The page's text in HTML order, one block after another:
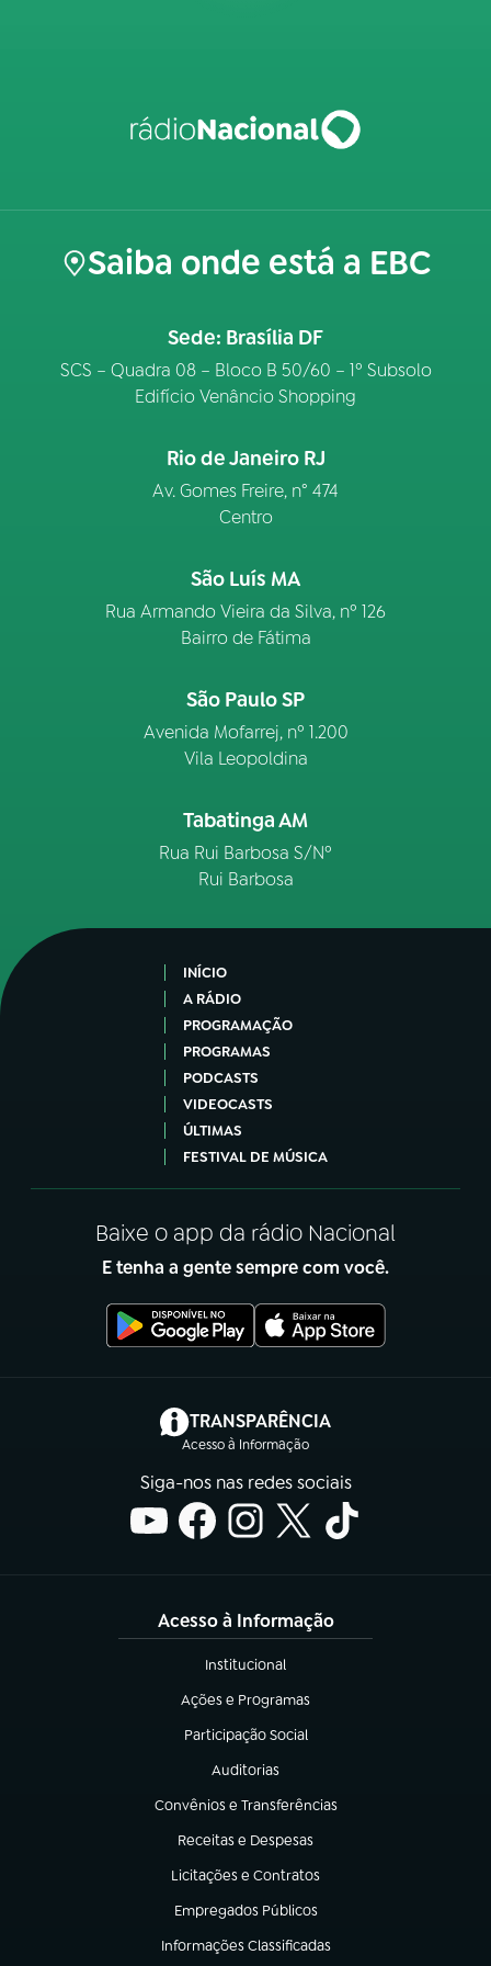
Saiba onde está a EBC
Sede: Brasília DF
SCS – Quadra 08 – Bloco B 50/60 – 1º Subsolo
Edifício Venâncio Shopping
Rio de Janeiro RJ
Av. Gomes Freire, n° 474
Centro
São Luís MA
Rua Armando Vieira da Silva, nº 126
Bairro de Fátima
São Paulo SP
Avenida Mofarrej, nº 1.200
Vila Leopoldina
Tabatinga AM
Rua Rui Barbosa S/Nº
Rui Barbosa
INÍCIO
A RÁDIO
PROGRAMAÇÃO
PROGRAMAS
PODCASTS
VIDEOCASTS
ÚLTIMAS
FESTIVAL DE MÚSICA
Baixe o app da rádio Nacional
E tenha a gente sempre com você.
TRANSPARÊNCIA
Acesso à Informação
(abre em nova aba)
Siga-nos nas redes sociais
Acesso à Informação
Institucional
(abre em nova aba)
Ações e Programas
(abre em nova aba)
Participação Social
(abre em nova aba)
Auditorias
(abre em nova aba)
Convênios e Transferências
(abre em nova aba)
Receitas e Despesas
(abre em nova aba)
Licitações e Contratos
(abre em nova aba)
Empregados Públicos
(abre em nova aba)
Informações Classificadas
(abre em nova aba)